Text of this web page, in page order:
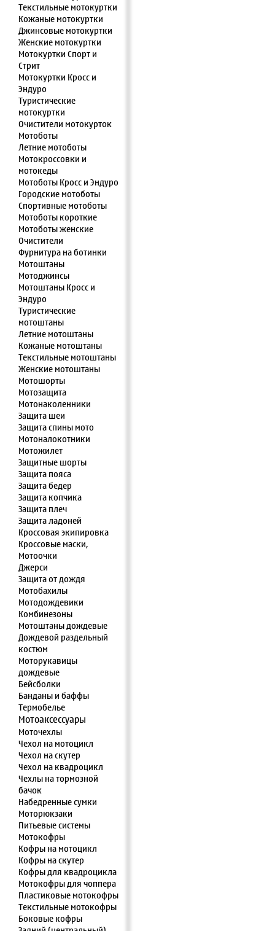
Текстильные мотокуртки
Кожаные мотокуртки
Джинсовые мотокуртки
Женские мотокуртки
Мотокуртки Спорт и
Стрит
Мотокуртки Кросс и
Эндуро
Туристические
мотокуртки
Очистители мотокурток
Мотоботы
Летние мотоботы
Мотокроссовки и
мотокеды
Мотоботы Кросс и Эндуро
Городские мотоботы
Спортивные мотоботы
Мотоботы короткие
Мотоботы женские
Очистители
Фурнитура на ботинки
Мотоштаны
Мотоджинсы
Мотоштаны Кросс и
Эндуро
Туристические
мотоштаны
Летние мотоштаны
Кожаные мотоштаны
Текстильные мотоштаны
Женские мотоштаны
Мотошорты
Мотозащита
Мотонаколенники
Защита шеи
Защита спины мото
Мотоналокотники
Мотожилет
Защитные шорты
Защита пояса
Защита бедер
Защита копчика
Защита плеч
Защита ладоней
Кроссовая экипировка
Кроссовые маски,
Мотоочки
Джерси
Защита от дождя
Мотобахилы
Мотодождевики
Комбинезоны
Мотоштаны дождевые
Дождевой раздельный
костюм
Моторукавицы
дождевые
Бейсболки
Банданы и баффы
Термобелье
Мотоаксессуары
Моточехлы
Чехол на мотоцикл
Чехол на скутер
Чехол на квадроцикл
Чехлы на тормозной
бачок
Набедренные сумки
Моторюкзаки
Питьевые системы
Мотокофры
Кофры на мотоцикл
Кофры на скутер
Кофры для квадроцикла
Мотокофры для чоппера
Пластиковые мотокофры
Текстильные мотокофры
Боковые кофры